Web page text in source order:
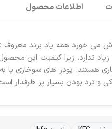
اطلاعات محصول
ندارد. زیرا کیفیت این
و ترد بودن بسیار پر طرفدار